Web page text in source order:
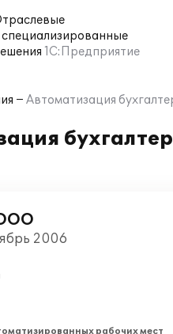
специализированные
1С:Предприятие
Автоматизация
2006
рабочих мест